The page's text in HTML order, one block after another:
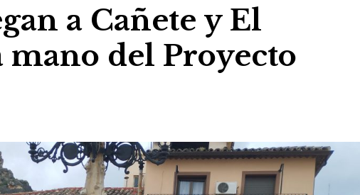
a Cañete y El
mano del Proyecto